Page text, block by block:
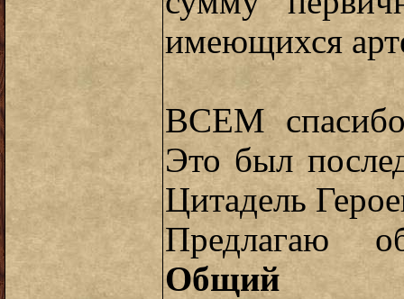
имеющихся
ВСЕМ
Это был
Цитадель
Предлагаю